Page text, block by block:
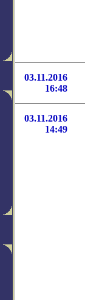
03.11.2016
16:48
03.11.2016
14:49